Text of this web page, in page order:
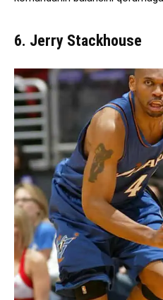
6. Jerry Stackhouse